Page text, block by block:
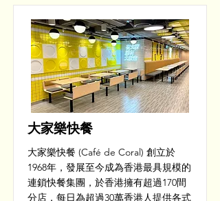
大家樂快餐
大家樂快餐 (Café de Coral) 創立於
1968年，發展至今成為香港最具規模的
連鎖快餐集團，於香港擁有超過170間
分店，每日為超過30萬香港人提供各式